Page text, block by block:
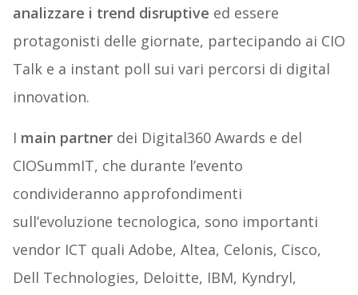
analizzare i trend disruptive ed essere
protagonisti delle giornate, partecipando ai CIO
Talk e a instant poll sui vari percorsi di digital
innovation.
I main partnerdei Digital360 Awards e del
CIOSummIT, che durante l’evento
condivideranno approfondimenti
sull’evoluzione tecnologica, sono importanti
vendor ICT quali Adobe, Altea, Celonis, Cisco,
Dell Technologies, Deloitte, IBM, Kyndryl,